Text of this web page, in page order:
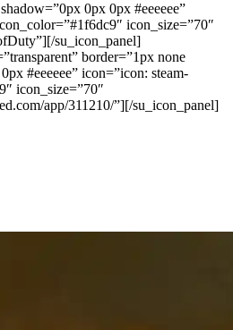
0px 0px #eeeeee”
icon_size=”70″
su_icon_panel]
border=”1px none
#eeeeee” icon=”icon: steam-
icon_size=”70″
app/311210/”][/su_icon_panel]